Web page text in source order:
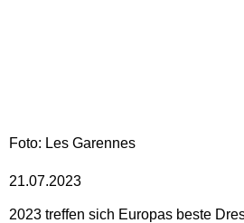
Foto: Les Garennes
21.07.2023
2023 treffen sich Europas beste